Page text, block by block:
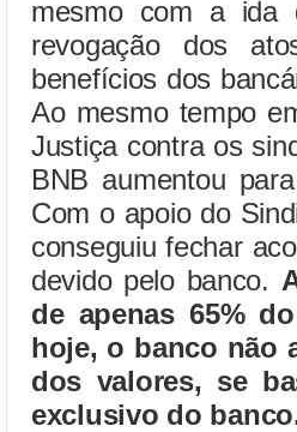
mesmo com a ida
revogação dos
benefícios dos
Ao mesmo tempo
Justiça contra os
BNB aumentou
Com o apoio do
conseguiu fechar
devido pelo banco.
de apenas 65%
hoje, o banco não
dos valores, se
exclusivo do